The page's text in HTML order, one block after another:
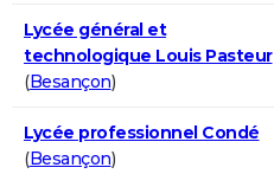
Lycée général et
technologique Louis Pasteur
(Besançon)
Lycée professionnel Condé
(Besançon)